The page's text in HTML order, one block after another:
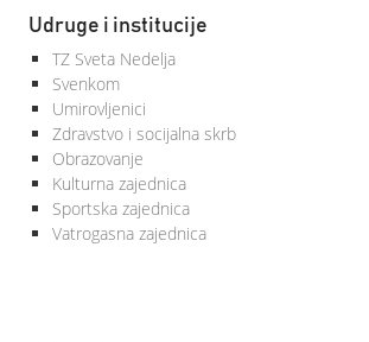
Udruge i institucije
TZ Sveta Nedelja
Svenkom
Umirovljenici
Zdravstvo i socijalna skrb
Obrazovanje
Kulturna zajednica
Sportska zajednica
Vatrogasna zajednica